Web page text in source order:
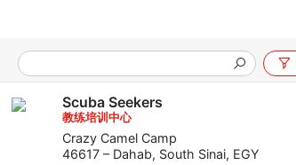
Scuba Seekers
教练培训中心
Crazy Camel Camp
46617 – Dahab, South Sinai, EGY